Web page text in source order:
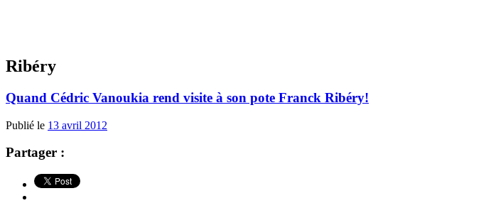
Ribéry
Quand Cédric Vanoukia rend visite à son pote Franck Ribéry!
Publié le 13 avril 2012
Partager :